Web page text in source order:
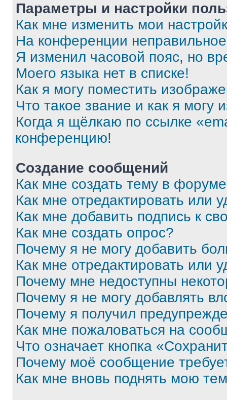
Параметры и настройки
Как мне изменить мои
На конференции
Я изменил часовой пояс, но
Моего языка нет в списке!
Как я могу поместить
Что такое звание и как я могу
Когда я щёлкаю по ссылке
конференцию!
Создание сообщений
Как мне создать тему в
Как мне отредактировать или
Как мне добавить подпись к
Как мне создать опрос?
Почему я не могу добавить
Как мне отредактировать или
Почему мне недоступны
Почему я не могу добавлять
Почему я получил
Как мне пожаловаться на
Что означает кнопка
Почему моё сообщение
Как мне вновь поднять мою